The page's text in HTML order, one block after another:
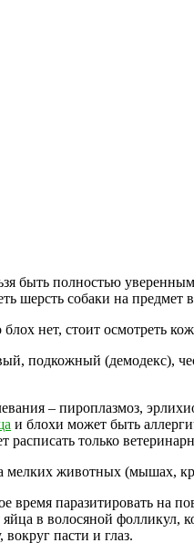
быть полностью
шерсть собаки на предмет
блох нет, стоит осмотреть
подкожный (демодекс),
– пироплазмоз,
и блохи может быть
расписать только
мелких животных (мышах,
время паразитировать на
в волосяной фолликул,
пасти и глаз.